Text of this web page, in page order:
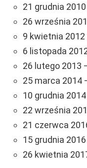
21 grudnia
26 września
9 kwietnia
6 listopada
26 lutego 2013
25 marca 2014
10 grudnia
22 września
21 czerwca
15 grudnia
26 kwietnia